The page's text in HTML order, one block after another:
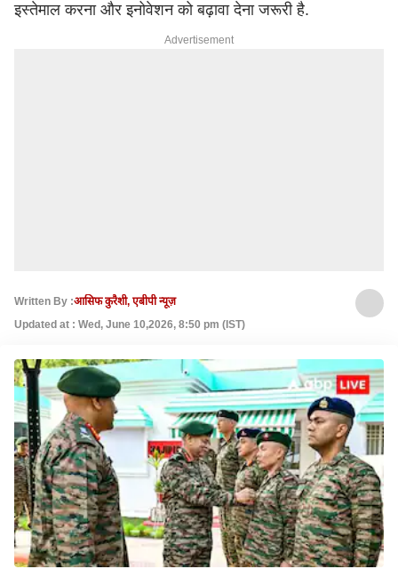
इस्तेमाल करना और इनोवेशन को बढ़ावा देना जरूरी है.
Advertisement
Written By :आसिफ कुरैशी, एबीपी न्यूज़
Updated at : Wed, June 10,2026, 8:50 pm (IST)